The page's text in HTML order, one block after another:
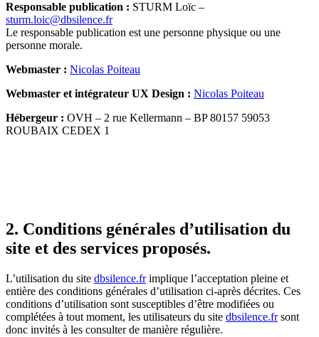
Responsable publication : STURM Loïc –
sturm.loic@dbsilence.fr
Le responsable publication est une personne physique ou une
personne morale.
Webmaster : Nicolas Poiteau
Webmaster et intégrateur UX Design : Nicolas Poiteau
Hébergeur : OVH – 2 rue Kellermann – BP 80157 59053
ROUBAIX CEDEX 1
2. Conditions générales d’utilisation du
site et des services proposés.
L’utilisation du site dbsilence.frimplique l’acceptation pleine et
entière des conditions générales d’utilisation ci-après décrites. Ces
conditions d’utilisation sont susceptibles d’être modifiées ou
complétées à tout moment, les utilisateurs du site dbsilence.frsont
donc invités à les consulter de manière régulière.